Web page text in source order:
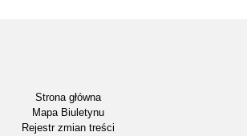
Strona główna
Mapa Biuletynu
Rejestr zmian treści